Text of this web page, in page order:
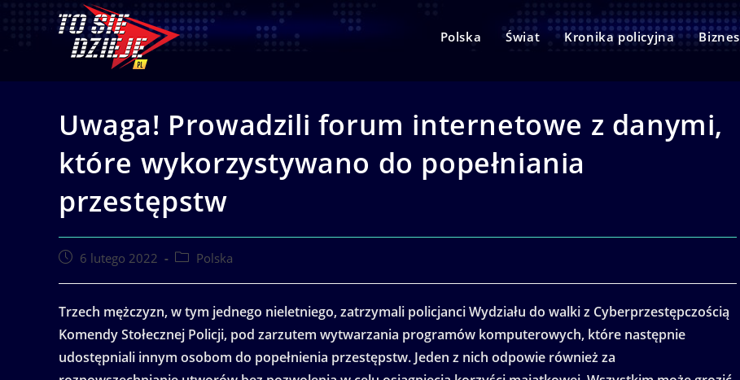
Polska Świat Kronika policyjna Biznes
Uwaga! Prowadzili forum internetowe z danymi,
które wykorzystywano do popełniania
przestępstw
Post 6 lutego 2022
Post Polska
Trzech mężczyzn, w tym jednego nieletniego, zatrzymali policjanci Wydziału do walki z Cyberprzestępczością
Komendy Stołecznej Policji, pod zarzutem wytwarzania programów komputerowych, które następnie
udostępniali innym osobom do popełnienia przestępstw. Jeden z nich odpowie również za